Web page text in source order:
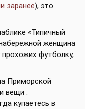
заранее), это
«Типичный
женщина
футболку,
Приморской
вещи .
купаетесь в